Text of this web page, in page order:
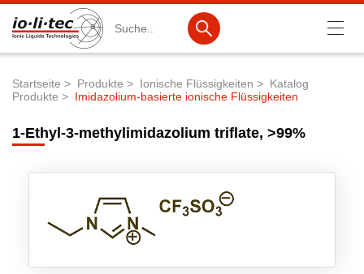
Produktsuche
Katalog-Produkte
Produktlisten
Ionische Flüssigkeiten
Batteriematerialien
Pfadnavigation
Startseite Produkte Ionische Flüssigkeiten
Katalog
Produkte
Imidazolium-basierte ionische Flüssigkeiten
1-Ethyl-3-methylimidazolium triflate, >99%